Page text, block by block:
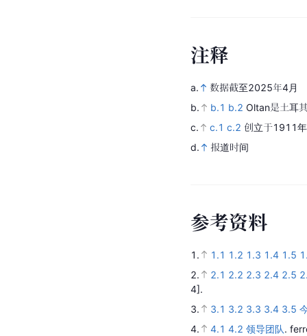
注释
a.
数据截至2025年4月
b.
b.1 b.2 Oltan是土耳
c.
c.1 c.2 创立于1911
d.
报道时间
参考资料
1. 1.1 1.2 1.3 1.4 1.5
2.
2.1 2.2 2.3 2.4 2.5
4].
3.
3.1 3.2 3.3 3.4 3.5
4.
4.1 4.2 领导团队.